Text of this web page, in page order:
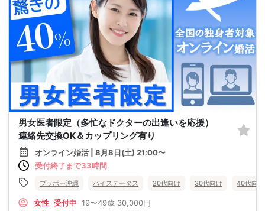
男女医者限定（多忙なドクターの出逢いを応援）
連絡先交換OK＆カップリング有り
オンライン婚活 | 8月8日(土) 21:00〜
受付終了まで33時間
ブラボー沖縄 ハイステータス 20代向け 30代向け 40代向け
女性 受付中 19〜49歳 30,000円